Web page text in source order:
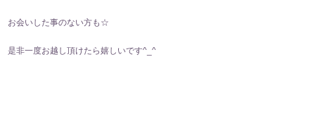
お会いした事のない方も☆
是非一度お越し頂けたら嬉しいです^⁠_⁠^